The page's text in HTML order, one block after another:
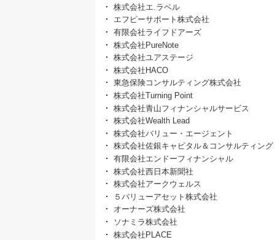
株式会社エ.ラベル
エフピーサポート株式会社
有限会社ライフドアーズ
株式会社PureNote
株式会社ユアステージ
株式会社HACO
東急保険コンサルティング株式会社
株式会社Turning Point
株式会社青山フィナンシャルサービス
株式会社Wealth Lead
株式会社バリュー・エージェント
株式会社佐銀キャピタル＆コンサルティング
有限会社エンドーフィナンシャル
株式会社西日本新聞社
株式会社アークウェルス
５バリューアセット株式会社
オーナーズ株式会社
ソナミラ株式会社
株式会社PLACE